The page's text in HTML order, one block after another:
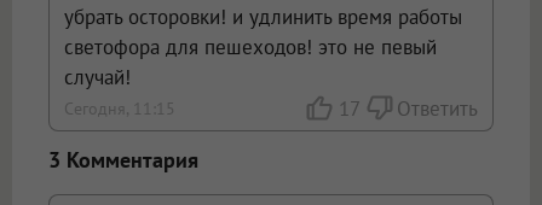
убрать осторовки! и удлинить время работы
светофора для пешеходов! это не певый
случай!
Сегодня, 11:15 17 Ответить
3 Комментария